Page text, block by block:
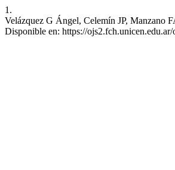
1.
Velázquez G Ángel, Celemín JP, Manzano
Disponible en: https://